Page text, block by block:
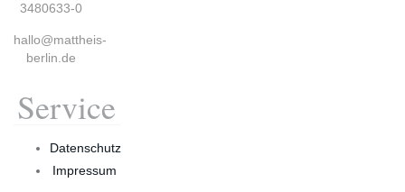
3480633-0
hallo@mattheis-
berlin.de
Service
Datenschutz
Impressum